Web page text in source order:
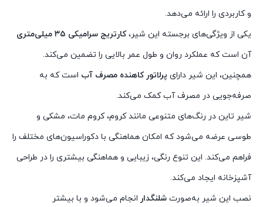
و کاربردی را ارائه می‌دهد.
یکی از ویژگی‌های برجسته این شیر،کارتریج سرامیکی ۳۵ میلی‌متری
آن است که عملکرد روان و طول عمر بالایی را تضمین می‌کند.
همچنین، این شیر دارای پرلاتور کاهنده مصرف آب است که به
صرفه‌جویی در مصرف آب کمک می‌کند.
شیر تاین در رنگ‌های متنوعی مانند کروم، کروم مات، مشکی و
طوسی عرضه می‌شود که امکان هماهنگی با دکوراسیون‌های مختلف را
فراهم می‌کند. این تنوع رنگی، زیبایی و هماهنگی بیشتری را در طراحی
آشپزخانه ایجاد می‌کند.
نصب این شیر به‌صورت شلنگدار انجام می‌شود و با بیشتر